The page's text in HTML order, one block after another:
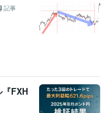
記事
FXH